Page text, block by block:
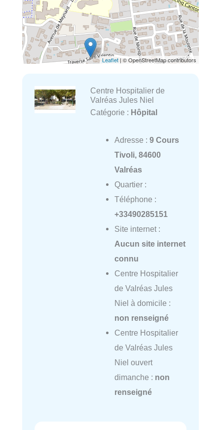
Leaflet| © OpenStreetMap contributors
Centre Hospitalier de
Valréas Jules Niel
Catégorie : Hôpital
Adresse : 9 Cours
Tivoli, 84600
Valréas
Quartier :
Téléphone :
+33490285151
Site internet :
Aucun site internet
connu
Centre Hospitalier
de Valréas Jules
Niel à domicile :
non renseigné
Centre Hospitalier
de Valréas Jules
Niel ouvert
dimanche : non
renseigné